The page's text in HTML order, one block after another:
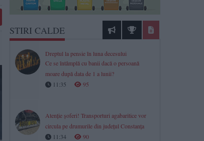
STIRI CALDE
Dreptul la pensie în luna decesului
Ce se întâmplă cu banii dacă o persoană
moare după data de 1 a lunii?
11:35
95
Atenție șoferi! Transporturi agabaritice vor
circula pe drumurile din județul Constanța
11:34
90